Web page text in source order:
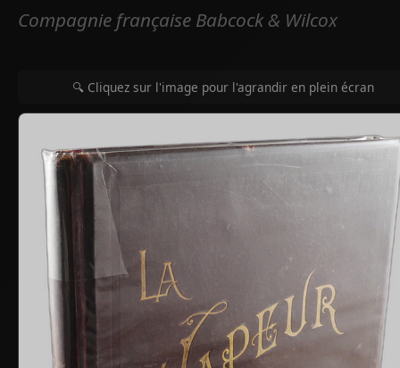
Compagnie française Babcock & Wilcox
🔍 Cliquez sur l'image pour l'agrandir en plein écran